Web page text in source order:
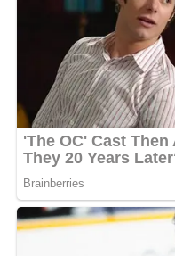
2- Cette élection a-t-
Ines Lelyon :Plus
expérience formatrice
gens et sur mes
de beauté exige
investissement
réussite plutôt mince.
3- Comment avez-